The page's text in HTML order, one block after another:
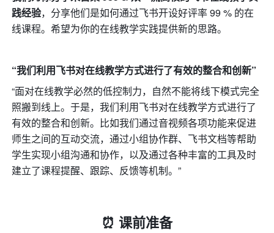
践经验，分享他们是如何通过飞书开设好评率 99 % 的在
线课程。希望为你的在线教学实践提供新的思路。
“我们利用飞书对在线教学方式进行了有效的整合和创新”
“面对在线教学必然的低控制力，自然不能将线下模式完全
照搬到线上。于是，我们利用飞书对在线教学方式进行了
有效的整合和创新。比如我们通过音视频各项功能来促进
师生之间的互动交流，通过小组协作群、飞书文档等帮助
学生实现小组沟通和协作，以及通过各种丰富的工具及时
建立了课程提醒、跟踪、反馈等机制。”
⏰ 课前准备